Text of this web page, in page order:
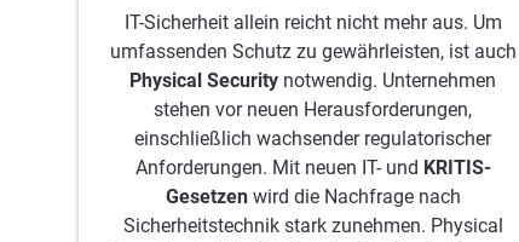
IT-Sicherheit allein reicht nicht mehr aus. Um
umfassenden Schutz zu gewährleisten, ist auch
Physical Security notwendig. Unternehmen
stehen vor neuen Herausforderungen,
einschließlich wachsender regulatorischer
Anforderungen. Mit neuen IT- und KRITIS-
Gesetzenwird die Nachfrage nach
Sicherheitstechnik stark zunehmen. Physical